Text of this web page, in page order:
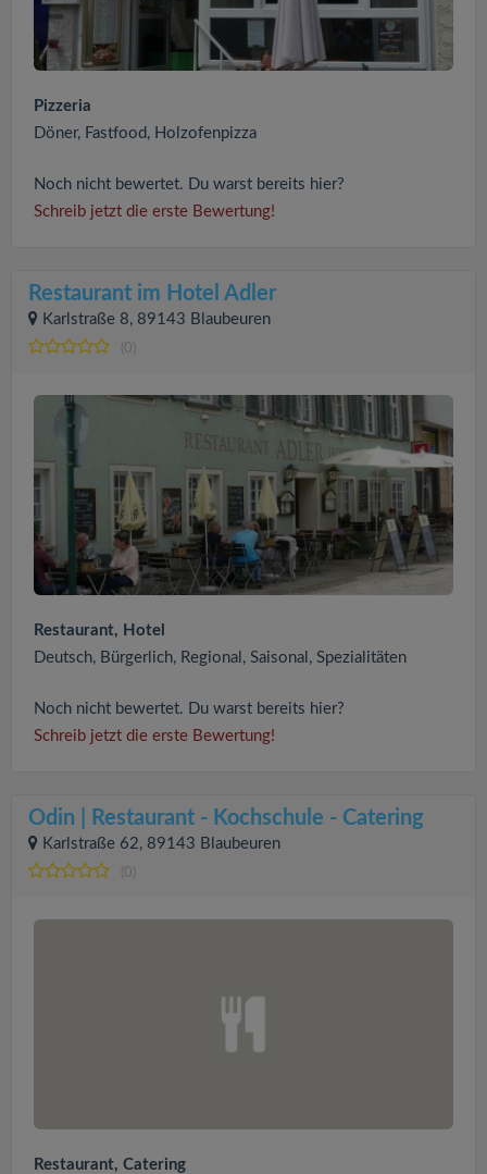
Pizzeria
Döner, Fastfood, Holzofenpizza
Noch nicht bewertet. Du warst bereits hier?
Schreib jetzt die erste Bewertung!
Restaurant im Hotel Adler
Karlstraße 8, 89143 Blaubeuren
(0)
Restaurant, Hotel
Deutsch, Bürgerlich, Regional, Saisonal, Spezialitäten
Noch nicht bewertet. Du warst bereits hier?
Schreib jetzt die erste Bewertung!
Odin | Restaurant - Kochschule - Catering
Karlstraße 62, 89143 Blaubeuren
(0)
Restaurant, Catering